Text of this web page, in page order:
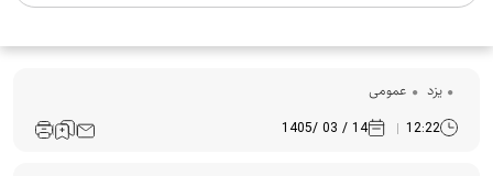
یزد عمومی
12:22
14 / 03 /1405